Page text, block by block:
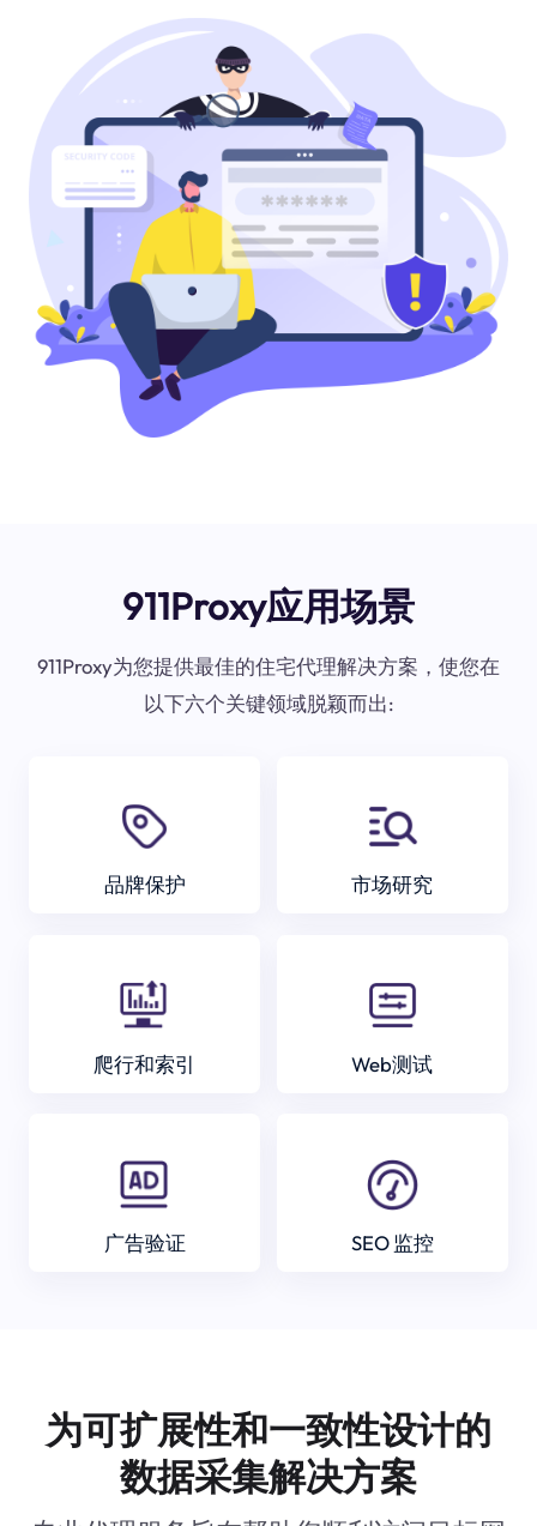
911Proxy应用场景
911Proxy为您提供最佳的住宅代理解决方案，使您在
以下六个关键领域脱颖而出:
品牌保护 市场研究
爬行和索引 Web测试
广告验证 SEO 监控
为可扩展性和一致性设计的
数据采集解决方案